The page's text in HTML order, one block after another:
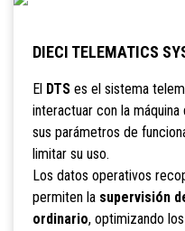
DIECI TELEMATICS
El DTSes el sistema
interactuar con la
sus parámetros de
limitar su uso.
Los datos operativos
permiten la supervisión
ordinario, optimizando